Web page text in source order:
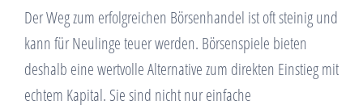
Der Weg zum erfolgreichen Börsenhandel ist oft steinig und
kann für Neulinge teuer werden. Börsenspiele bieten
deshalb eine wertvolle Alternative zum direkten Einstieg mit
echtem Kapital. Sie sind nicht nur einfache